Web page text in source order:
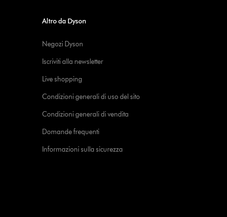
Altro da Dyson
Negozi Dyson
Iscriviti alla newsletter
Live shopping
Condizioni generali di uso del sito
Condizioni generali di vendita
Domande frequenti
Informazioni sulla sicurezza